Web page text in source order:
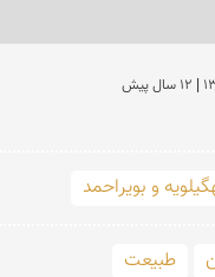
و بویراحمد
طبیعت